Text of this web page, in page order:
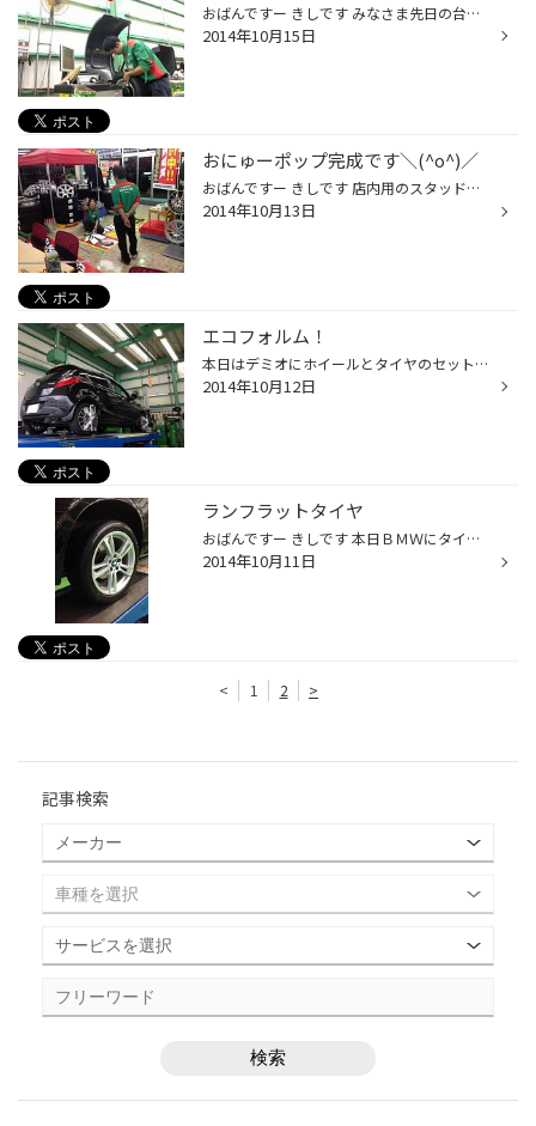
おばんですー きしです みなさま先日の台風被害は大丈夫だったでしょうか？？ 最近かなり朝晩の冷えが厳しくなってきました((+_+)) 朝起きるのがちょっとずつしんどくなってきた岸です。 しんどくなってきてますが毎日６時に起きる岸です＼(^o^)／ そんな中タイヤ館のピットの扇風機は『強』です！...
2014年10月15日
おにゅーポップ完成です＼(^o^)／
おばんですー きしです 店内用のスタッドレス看板新しいの完成しました＼(^o^)／ サイズ的に結構時間かかるのが普通なんですけど、台風の影響で、、、 あっと言う間に完成しましたｗ 本日も浅野チーフゲットしました＼(^o^)／ この後ばれましたｗ 台風に備えて店外は飛びそうなもの全てしまいました...
2014年10月13日
エコフォルム！
本日はデミオにホイールとタイヤのセットで装着させていただきました！ ホイールはエコフォルムのＳＥ－１２です☆ どうですか？ かっこいいでしょ)^o^( ブリヂストンが作ってるホイールなんですよ♪ なのでお値段も結構リーズナブルです。 でもかっこいい↑＼(^o^)／ そして名前の通りエコなんです。 ...
2014年10月12日
ランフラットタイヤ
おばんですー きしです 本日ＢＭＷにタイヤの取付けさせていただきました！ こちらのタイヤはＳ００１のランフラットタイヤです。 皆さまランフラットタイヤってご存知ですか？？ パンクしても走行できるタイヤのことです↑↑↑＼(^o^)／ （空気圧０ｋＰａ時に、基準に基づいた条件において、「速度８...
2014年10月11日
< 1 2 >
記事検索